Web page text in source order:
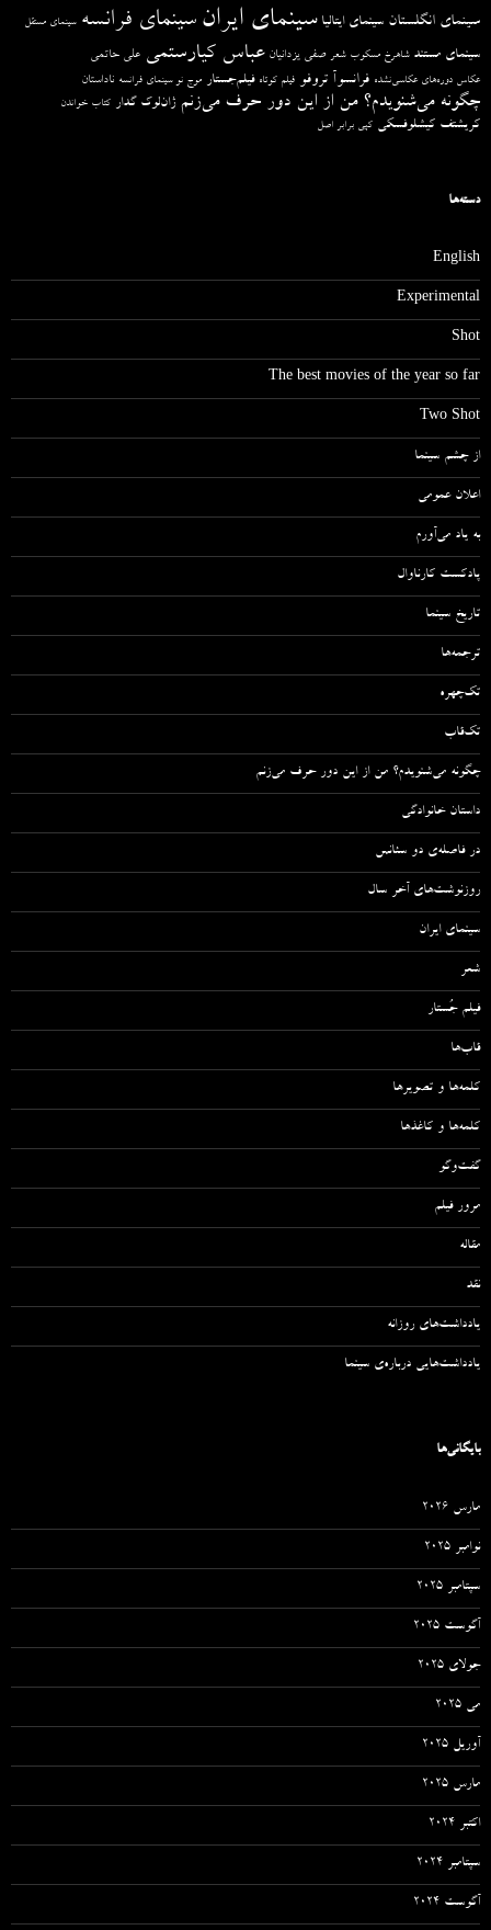
سینمای انگلستان سینمای ایتالیا سینمای ایران سینمای فرانسه سینمای مستقل
سینمای مستند شاهرخ مسکوب شعر صفی یزدانیان عباس کیارستمی علی حاتمی
عکاس دوره‌های عکاسی‌نشده فرانسوآ تروفو فیلم کوتاه فیلم‌جستار موج نو سینمای فرانسه ناداستان
چگونه می‌شنویدم؟ من از این دور حرف می‌زنم ژان‌لوک گدار کتاب خواندن
کریشتف کیشلوفسکی کپی برابر اصل
دسته‌ها
English
Experimental
Shot
The best movies of the year so far
Two Shot
از چشم سینما
اعلان عمومی
به یاد می‌آورم
پادکست کارناوال
تاریخ سینما
ترجمه‌ها
تک‌چهره
تک‌قاب
چگونه می‌شنویدم؟ من از این دور حرف می‌زنم
داستان خانوادگی
در فاصله‌ی دو سئانس
روزنوشت‌های آخر سال
سینمای ایران
شعر
فیلم جُستار
قاب‌ها
کلمه‌ها و تصویرها
کلمه‌ها و کاغذها
گفت‌وگو
مرور فیلم
مقاله‌
نقد
یادداشت‌های روزانه
یادداشت‌هایی درباره‌ی سینما
بایگانی‌ها
مارس 2026
نوامبر 2025
سپتامبر 2025
آگوست 2025
جولای 2025
می 2025
آوریل 2025
مارس 2025
اکتبر 2024
سپتامبر 2024
آگوست 2024